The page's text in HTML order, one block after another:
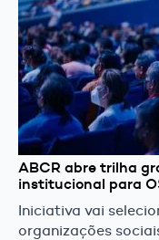
ABCR abre trilha
institucional para
Iniciativa vai
organizações